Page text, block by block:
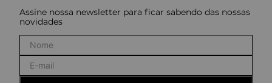
Assine nossa newsletter para ficar sabendo das nossas
novidades